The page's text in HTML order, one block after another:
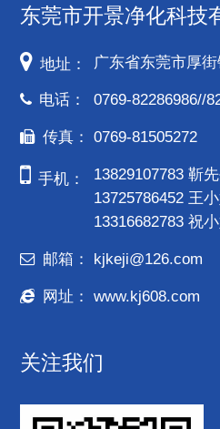
东莞市开景净化科技
地址： 广东省东莞市厚
电话： 0769-82286986//
传真： 0769-81505272
手机：
13829107783 靳
13725786452 王
13316682783 祝
邮箱： kjkeji@126.com
网址： www.kj608.com
关注我们